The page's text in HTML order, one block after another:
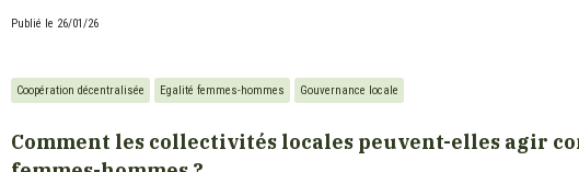
Publié le 26/01/26
Coopération décentralisée Egalité femmes-hommes Gouvernance locale
Comment les collectivités locales peuvent-elles agir